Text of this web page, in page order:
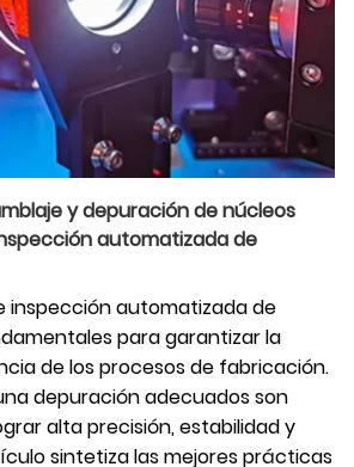
y depuración de núcleos
automatizada de
inspección automatizada de
para garantizar la
de los procesos de fabricación.
depuración adecuados son
alta precisión, estabilidad y
sintetiza las mejores prácticas